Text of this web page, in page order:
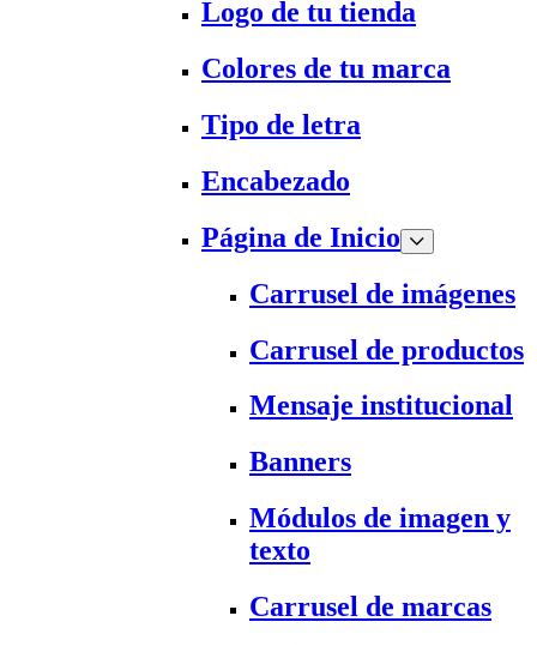
Logo de tu tienda
Colores de tu marca
Tipo de letra
Encabezado
Página de Inicio
Carrusel de imágenes
Carrusel de productos
Mensaje institucional
Banners
Módulos de imagen y
texto
Carrusel de marcas